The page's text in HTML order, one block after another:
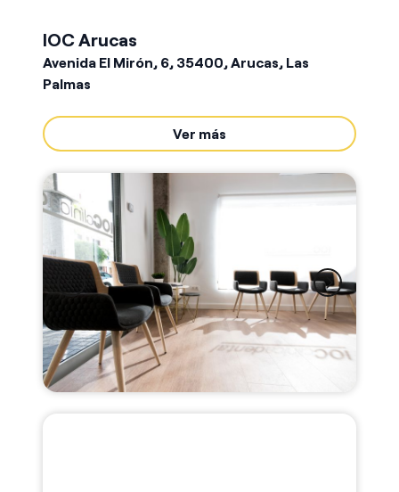
IOC Arucas
Avenida El Mirón, 6, 35400, Arucas, Las
Palmas
Ver más